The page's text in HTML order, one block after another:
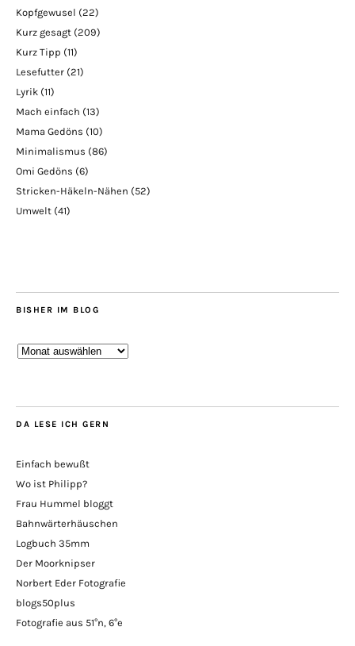
Kopfgewusel (22)
Kurz gesagt (209)
Kurz Tipp (11)
Lesefutter (21)
Lyrik (11)
Mach einfach (13)
Mama Gedöns (10)
Minimalismus (86)
Omi Gedöns (6)
Stricken-Häkeln-Nähen (52)
Umwelt (41)
BISHER IM BLOG
Bisher
DA LESE ICH GERN
Einfach bewußt
Wo ist Philipp?
Frau Hummel bloggt
Bahnwärterhäuschen
Logbuch 35mm
Der Moorknipser
Norbert Eder Fotografie
blogs50plus
Fotografie aus 51°n, 6°e